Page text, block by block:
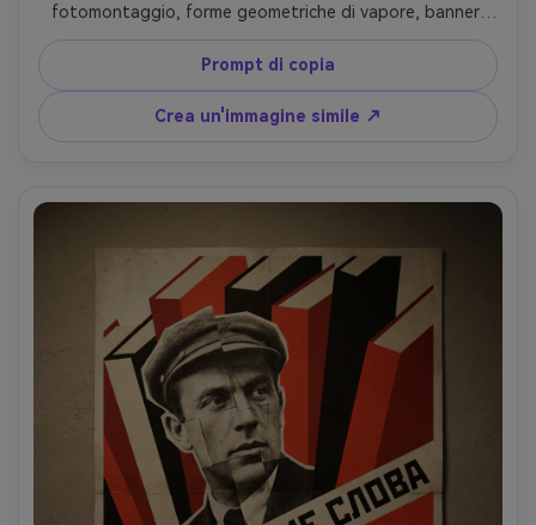
fotomontaggio, forme geometriche di vapore, banner
coupon diagonale, tavolozza rossa crema nera con
sottile accento marrone, ombreggiatura a mezzo tono,
grana di carta in difficoltà, blocchi tipografici audaci per
menu speciali, stampa retrò vibe, obiettivo da 85 mm,
profondità di campo bassa, illuminazione cinematografica
Prompt di copia
Crea un'immagine simile ↗